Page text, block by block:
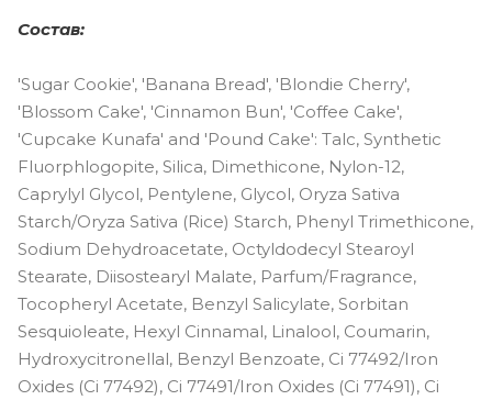
Состав:
'Sugar Cookie', 'Banana Bread', 'Blondie Cherry',
'Blossom Cake', 'Cinnamon Bun', 'Coffee Cake',
'Cupcake Kunafa' and 'Pound Cake': Talc, Synthetic
Fluorphlogopite, Silica, Dimethicone, Nylon-12,
Caprylyl Glycol, Pentylene, Glycol, Oryza Sativa
Starch/Oryza Sativa (Rice) Starch, Phenyl Trimethicone,
Sodium Dehydroacetate, Octyldodecyl Stearoyl
Stearate, Diisostearyl Malate, Parfum/Fragrance,
Tocopheryl Acetate, Benzyl Salicylate, Sorbitan
Sesquioleate, Hexyl Cinnamal, Linalool, Coumarin,
Hydroxycitronellal, Benzyl Benzoate, Ci 77492/Iron
Oxides (Ci 77492), Ci 77491/Iron Oxides (Ci 77491), Ci